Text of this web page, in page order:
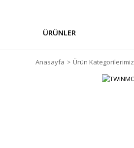
ÜRÜNLER
Anasayfa Ürün Kategorilerimiz